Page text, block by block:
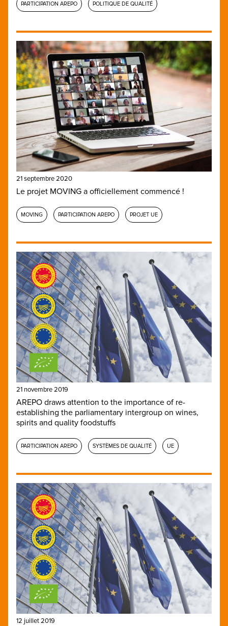
PARTICIPATION AREPO POLITIQUE DE QUALITÉ
21 septembre 2020
Le projet MOVING a officiellement commencé !
MOVING PARTICIPATION AREPO PROJET UE
21 novembre 2019
AREPO draws attention to the importance of re-
establishing the parliamentary intergroup on wines,
spirits and quality foodstuffs
PARTICIPATION AREPO SYSTÈMES DE QUALITÉ UE
12 juillet 2019